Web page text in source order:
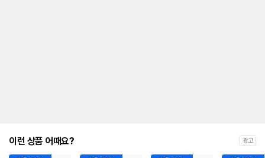
이런 상품 어때요? 광고